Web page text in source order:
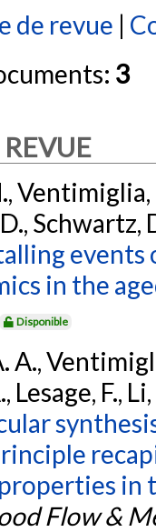
de revue |
3
Ventimiglia,
Schwartz,
in the
Disponible
A.,
Lesage, F.,
in
Flow &